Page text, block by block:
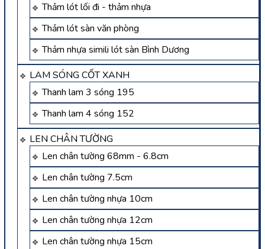
Thảm lót lối đi - thảm nhựa
Thảm lót sàn văn phòng
Thảm nhựa simili lót sàn Bình Dương
LAM SÓNG CỐT XANH
Thanh lam 3 sóng 195
Thanh lam 4 sóng 152
LEN CHÂN TƯỜNG
Len chân tường 68mm - 6.8cm
Len chân tường 7.5cm
Len chân tường nhựa 10cm
Len chân tường nhựa 12cm
Len chân tường nhựa 15cm